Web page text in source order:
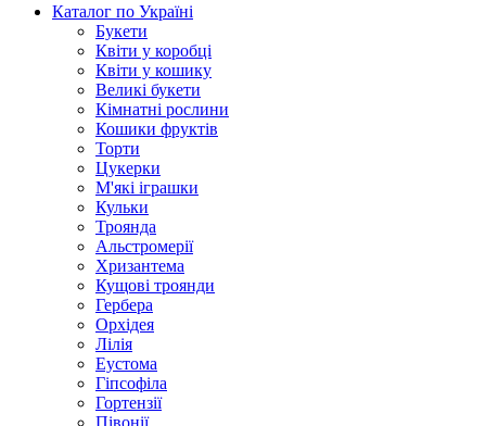
Каталог по Україні
Букети
Квіти у коробці
Квіти у кошику
Великі букети
Кімнатні рослини
Кошики фруктів
Торти
Цукерки
М'які іграшки
Кульки
Троянда
Альстромерії
Хризантема
Кущові троянди
Гербера
Орхідея
Лілія
Еустома
Гіпсофіла
Гортензії
Півонії